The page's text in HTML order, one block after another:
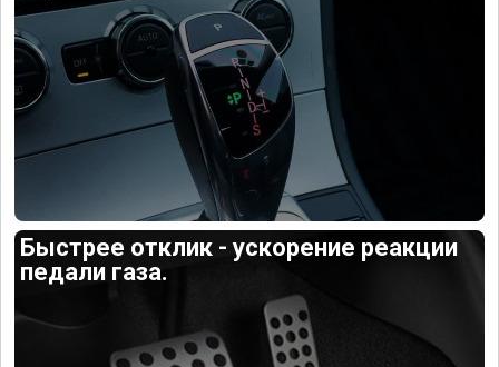
Быстрее отклик - ускорение реакции
педали газа.